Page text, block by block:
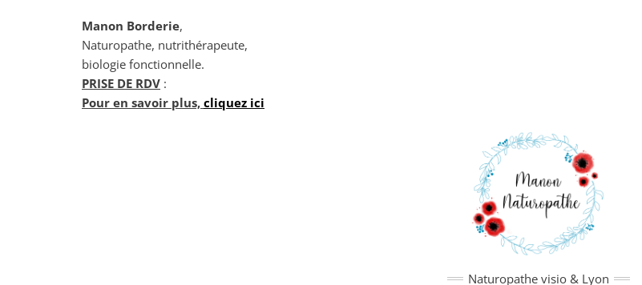
Manon Borderie,
Naturopathe, nutrithérapeute,
biologie fonctionnelle.
PRISE DE RDV :
Pour en savoir plus, cliquez ici
Naturopathe visio & Lyon